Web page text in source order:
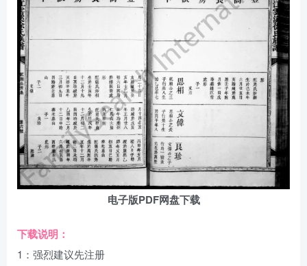
电子版PDF网盘下载
下载说明：
1：强烈建议先注册